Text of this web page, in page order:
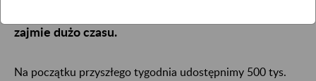
zajmie dużo czasu.
Na początku przyszłego tygodnia udostępnimy 500 tys.